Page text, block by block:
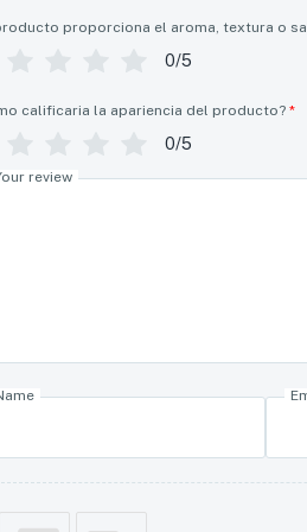
proporciona el aroma, textura o
0/5
calificaria la apariencia del producto? *
0/5
review